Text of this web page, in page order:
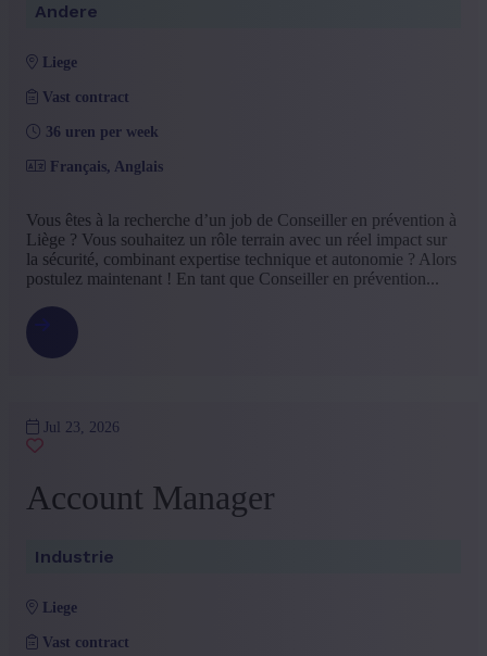
Andere
liege
Vast contract
36 uren per week
Français, Anglais
Vous êtes à la recherche d’un job de Conseiller en prévention à
Liège ? Vous souhaitez un rôle terrain avec un réel impact sur
la sécurité, combinant expertise technique et autonomie ? Alors
postulez maintenant ! En tant que Conseiller en prévention...
Jul 23, 2026
Account Manager
Industrie
liege
Vast contract